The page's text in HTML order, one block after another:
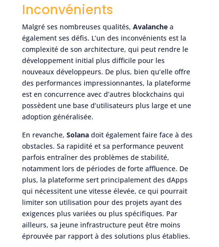
Inconvénients
Malgré ses nombreuses qualités, Avalanchea
également ses défis. L’un des inconvénients est la
complexité de son architecture, qui peut rendre le
développement initial plus difficile pour les
nouveaux développeurs. De plus, bien qu’elle offre
des performances impressionnantes, la plateforme
est en concurrence avec d’autres blockchains qui
possèdent une base d’utilisateurs plus large et une
adoption généralisée.
En revanche, Solanadoit également faire face à des
obstacles. Sa rapidité et sa performance peuvent
parfois entraîner des problèmes de stabilité,
notamment lors de périodes de forte affluence. De
plus, la plateforme sert principalement des dApps
qui nécessitent une vitesse élevée, ce qui pourrait
limiter son utilisation pour des projets ayant des
exigences plus variées ou plus spécifiques. Par
ailleurs, sa jeune infrastructure peut être moins
éprouvée par rapport à des solutions plus établies.